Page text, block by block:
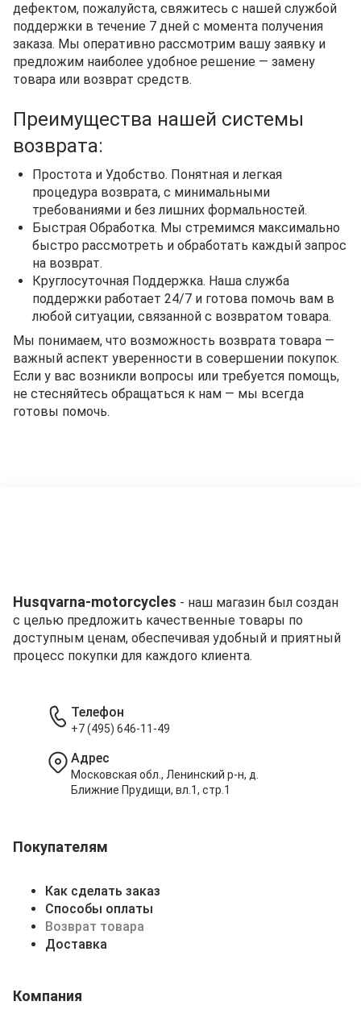
дефектом, пожалуйста, свяжитесь с нашей службой
поддержки в течение 7 дней с момента получения
заказа. Мы оперативно рассмотрим вашу заявку и
предложим наиболее удобное решение — замену
товара или возврат средств.
Преимущества нашей системы
возврата:
Простота и Удобство. Понятная и легкая
процедура возврата, с минимальными
требованиями и без лишних формальностей.
Быстрая Обработка. Мы стремимся максимально
быстро рассмотреть и обработать каждый запрос
на возврат.
Круглосуточная Поддержка. Наша служба
поддержки работает 24/7 и готова помочь вам в
любой ситуации, связанной с возвратом товара.
Мы понимаем, что возможность возврата товара —
важный аспект уверенности в совершении покупок.
Если у вас возникли вопросы или требуется помощь,
не стесняйтесь обращаться к нам — мы всегда
готовы помочь.
Husqvarna-motorcycles - наш магазин был создан
с целью предложить качественные товары по
доступным ценам, обеспечивая удобный и приятный
процесс покупки для каждого клиента.
Покупателям
Как сделать заказ
Способы оплаты
Возврат товара
Доставка
Компания
Телефон
+7 (495) 646-11-49
Адрес
Московская обл., Ленинский р-н, д.
Ближние Прудищи, вл.1, стр.1